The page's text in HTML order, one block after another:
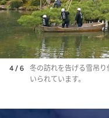
4 / 6
冬の訪れを告げる雪吊
いられています。